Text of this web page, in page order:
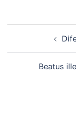
Beatus